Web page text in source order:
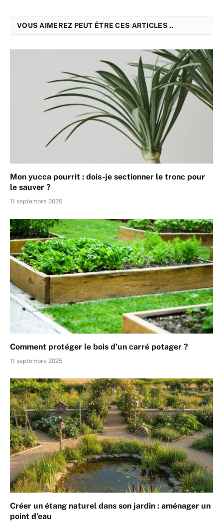
VOUS AIMEREZ PEUT ÊTRE CES ARTICLES ..
Mon yucca pourrit : dois-je sectionner le tronc pour
le sauver ?
11 septembre 2025
Comment protéger le bois d’un carré potager ?
11 septembre 2025
Créer un étang naturel dans son jardin : aménager un
point d’eau